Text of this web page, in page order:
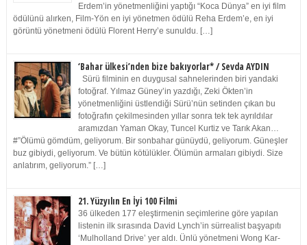
Erdem’in yönetmenliğini yaptığı “Koca Dünya” en iyi film
ödülünü alırken, Film-Yön en iyi yönetmen ödülü Reha Erdem’e, en iyi
görüntü yönetmeni ödülü Florent Herry’e sunuldu. […]
‘Bahar ülkesi’nden bize bakıyorlar* / Sevda AYDIN
Sürü filminin en duygusal sahnelerinden biri yandaki
fotoğraf. Yılmaz Güney’in yazdığı, Zeki Ökten’in
yönetmenliğini üstlendiği Sürü’nün setinden çıkan bu
fotoğrafın çekilmesinden yıllar sonra tek tek ayrıldılar
aramızdan Yaman Okay, Tuncel Kurtiz ve Tarık Akan…
#”Ölümü gömdüm, geliyorum. Bir sonbahar günüydü, geliyorum. Güneşler
buz gibiydi, geliyorum. Ve bütün kötülükler. Ölümün armaları gibiydi. Size
anlatırım, geliyorum.” […]
21. Yüzyılın En İyi 100 Filmi
36 ülkeden 177 eleştirmenin seçimlerine göre yapılan
listenin ilk sırasında David Lynch’in sürrealist başyapıtı
‘Mulholland Drive’ yer aldı. Ünlü yönetmeni Wong Kar-